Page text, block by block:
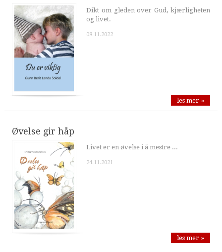
Dikt om gleden over Gud, kjærligheten
og livet.
08.11.2022
les mer »
Øvelse gir håp
Livet er en øvelse i å mestre ...
24.11.2021
les mer »